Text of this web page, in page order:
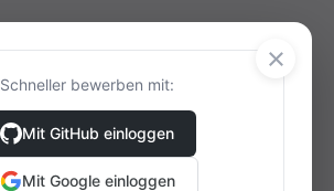
×
Schneller bewerben mit:
Mit GitHub einloggen
Mit Google einloggen